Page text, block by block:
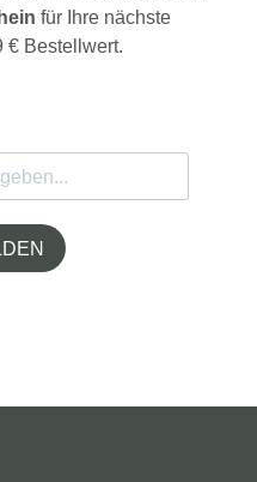
für Ihre nächste
€ Bestellwert.